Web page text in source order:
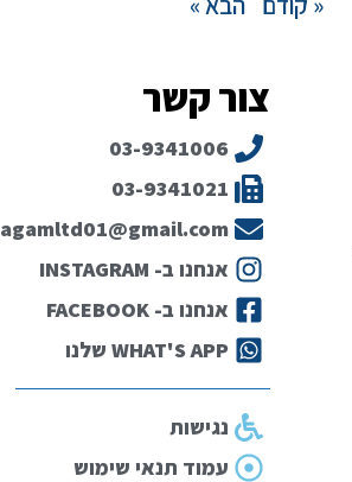
צור קשר
03-9341006
03-9341021
agamltd01@gmail.com
אנחנו ב- INSTAGRAM
אנחנו ב- FACEBOOK
WHAT'S APP שלנו
נגישות
עמוד תנאי שימוש